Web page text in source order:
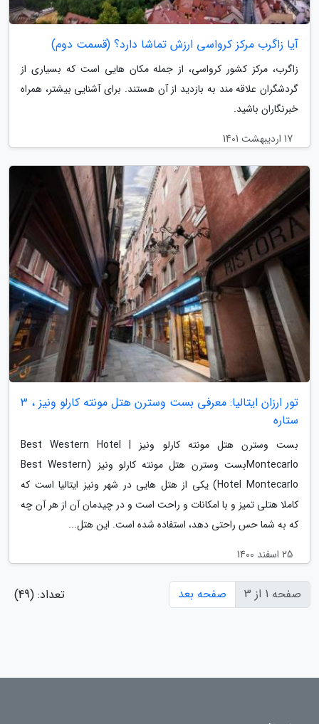
آیا زاگرب مرکز کرواسی ارزش تماشا دارد؟ (قسمت دوم)
زاگرب، مرکز کشور کرواسی، از جمله مکان هایی است که بسیاری از
گردشگران علاقه مند به بازدید از آن هستند. برای آشنایی بیشتر، همراه
خبرنگاران باشید.
17 اردیبهشت 1401
تور ارزان ایتالیا: معرفی بست وسترن هتل مونته کارلو ونیز ، 3
ستاره
بست وسترن هتل مونته کارلو ونیز | Best Western Hotel
Montecarloبست وسترن هتل مونته کارلو ونیز (Best Western
Hotel Montecarlo) یکی از هتل هایی در شهر ونیز ایتالیا است که
کاملا هتلی تمیز و با امکانات و راحت است و در چیدمان آن از هر آن چه
که به شما حس راحتی دهد، استفاده شده است. این هتل...
25 اسفند 1400
صفحه 1 از 3 صفحه بعد تعداد: (49)